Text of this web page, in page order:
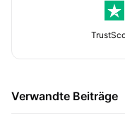
Verwandte Beiträge